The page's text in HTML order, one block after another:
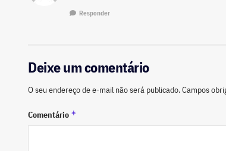
Responder
Deixe um comentário
O seu endereço de e-mail não será publicado.Campos
Comentário *